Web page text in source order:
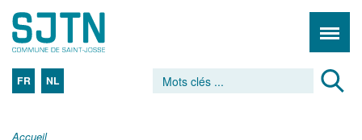
FR NL
Accueil